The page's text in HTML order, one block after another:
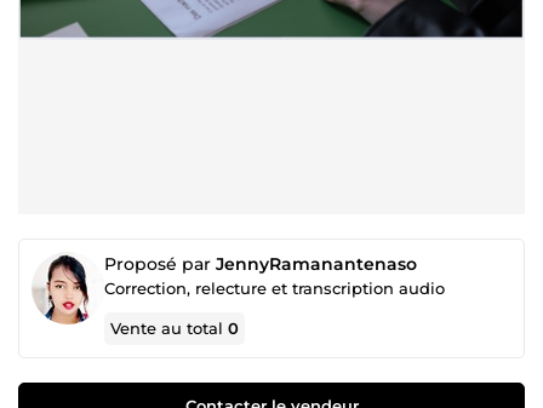
Proposé par JennyRamanantenaso
Correction, relecture et transcription audio
Vente au total0